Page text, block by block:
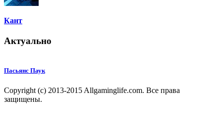
Кант
Актуально
Пасьянс Паук
Copyright (c) 2013-2015 Allgaminglife.com. Все права
защищены.